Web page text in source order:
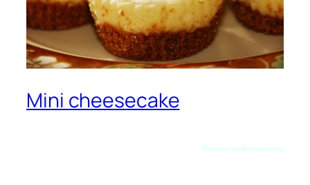
Mini cheesecake
Preuzeto sa allrecipes.com